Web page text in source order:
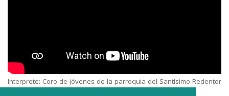
Interprete: Coro de jóvenes de la parroquia del Santísimo Redentor